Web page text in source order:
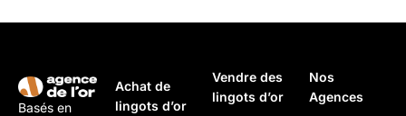
Basés en
Achat de
lingots d’or
Vendre des
lingots d’or
Nos
Agences